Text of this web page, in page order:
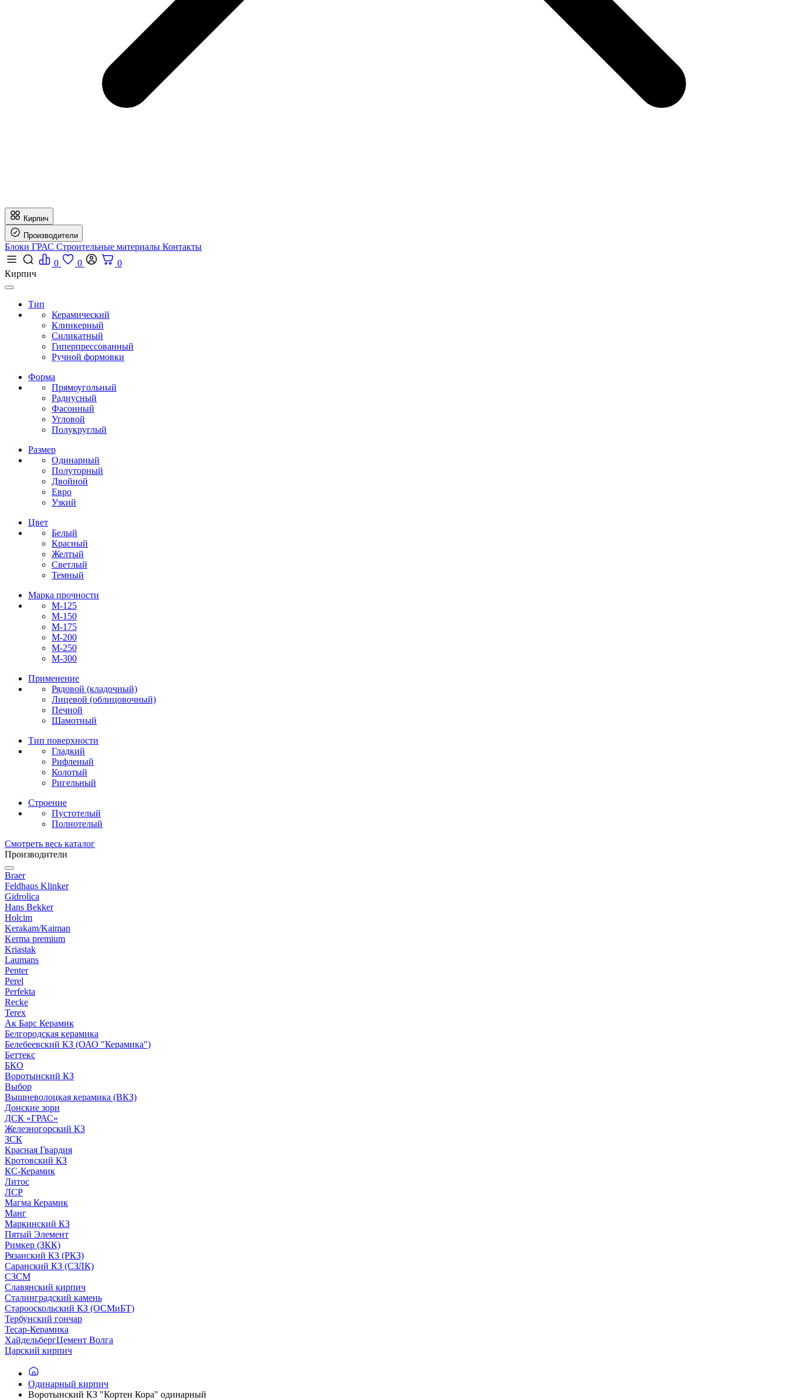
Кирпич
Производители
Блоки ГРАС Строительные материалы Контакты
0
0
0
Кирпич
Тип
Керамический
Клинкерный
Силикатный
Гиперпрессованный
Ручной формовки
Форма
Прямоугольный
Радиусный
Фасонный
Угловой
Полукруглый
Размер
Одинарный
Полуторный
Двойной
Евро
Узкий
Цвет
Белый
Красный
Желтый
Светлый
Темный
Марка прочности
М-125
М-150
М-175
М-200
М-250
М-300
Применение
Рядовой (кладочный)
Лицевой (облицовочный)
Печной
Шамотный
Тип поверхности
Гладкий
Рифленый
Колотый
Ригельный
Строение
Пустотелый
Полнотелый
Смотреть весь каталог
Производители
Braer
Feldhaus Klinker
Gidrolica
Hans Bekker
Holcim
Kerakam/Kaiman
Kerma premium
Kriastak
Laumans
Penter
Perel
Perfekta
Recke
Terex
Ак Барс Керамик
Белгородская керамика
Белебеевский КЗ (ОАО "Керамика")
Беттекс
БКО
Воротынский КЗ
Выбор
Вышневолоцкая керамика (ВКЗ)
Донские зори
ДСК «ГРАС»
Железногорский КЗ
ЗСК
Красная Гвардия
Кротовский КЗ
КС-Керамик
Литос
ЛСР
Магма Керамик
Манг
Маркинский КЗ
Пятый Элемент
Римкер (ЗКК)
Рязанский КЗ (РКЗ)
Саранский КЗ (СЗЛК)
СЗСМ
Славянский кирпич
Сталинградский камень
Старооскольский КЗ (ОСМиБТ)
Тербунский гончар
Тесар-Керамика
ХайдельбергЦемент Волга
Царский кирпич
Одинарный кирпич
Воротынский КЗ "Кортен Кора" одинарный